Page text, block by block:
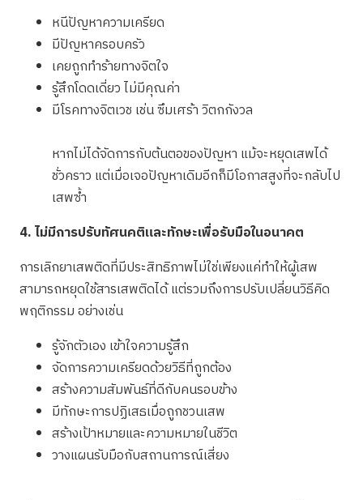
หนีปัญหาความเครียด
มีปัญหาครอบครัว
เคยถูกทำร้ายทางจิตใจ
รู้สึกโดดเดี่ยว ไม่มีคุณค่า
มีโรคทางจิตเวช เช่น ซึมเศร้า วิตกกังวล
หากไม่ได้จัดการกับต้นตอของปัญหา แม้จะหยุดเสพได้
ชั่วคราว แต่เมื่อเจอปัญหาเดิมอีกก็มีโอกาสสูงที่จะกลับไป
เสพซ้ำ
4. ไม่มีการปรับทัศนคติและทักษะเพื่อรับมือในอนาคต
การเลิกยาเสพติดที่มีประสิทธิภาพไม่ใช่เพียงแค่ทำให้ผู้เสพ
สามารถหยุดใช้สารเสพติดได้ แต่รวมถึงการปรับเปลี่ยนวิธีคิด
พฤติกรรม อย่างเช่น
รู้จักตัวเอง เข้าใจความรู้สึก
จัดการความเครียดด้วยวิธีที่ถูกต้อง
สร้างความสัมพันธ์ที่ดีกับคนรอบข้าง
มีทักษะการปฏิเสธเมื่อถูกชวนเสพ
สร้างเป้าหมายและความหมายในชีวิต
วางแผนรับมือกับสถานการณ์เสี่ยง